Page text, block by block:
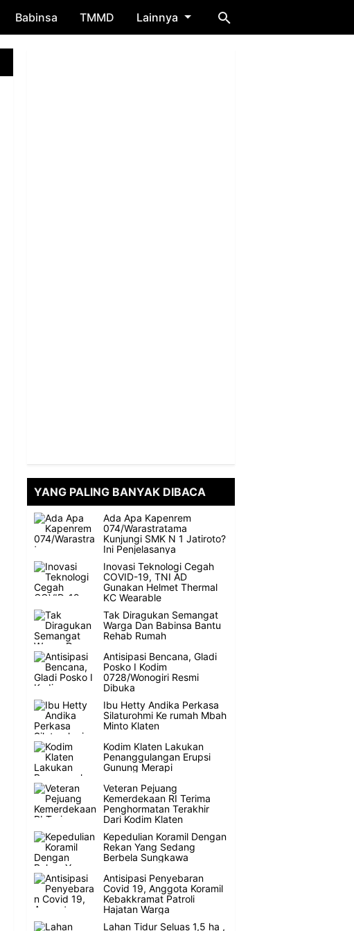
Babinsa TMMD Lainnya
YANG PALING BANYAK DIBACA
Ada Apa Kapenrem
074/Warastratama
Kunjungi SMK N 1 Jatiroto?
Ini Penjelasanya
Inovasi Teknologi Cegah
COVID-19, TNI AD
Gunakan Helmet Thermal
KC Wearable
Tak Diragukan Semangat
Warga Dan Babinsa Bantu
Rehab Rumah
Antisipasi Bencana, Gladi
Posko I Kodim
0728/Wonogiri Resmi
Dibuka
Ibu Hetty Andika Perkasa
Silaturohmi Ke rumah Mbah
Minto Klaten
Kodim Klaten Lakukan
Penanggulangan Erupsi
Gunung Merapi
Veteran Pejuang
Kemerdekaan RI Terima
Penghormatan Terakhir
Dari Kodim Klaten
Kepedulian Koramil Dengan
Rekan Yang Sedang
Berbela Sungkawa
Antisipasi Penyebaran
Covid 19, Anggota Koramil
Kebakkramat Patroli
Hajatan Warga
Lahan Tidur Seluas 1,5 ha ,